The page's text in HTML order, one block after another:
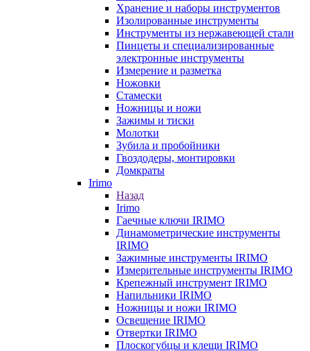
Хранение и наборы инструментов
Изолированные инструменты
Инструменты из нержавеющей стали
Пинцеты и специализированные
электронные инструменты
Измерение и разметка
Ножовки
Стамески
Ножницы и ножи
Зажимы и тиски
Молотки
Зубила и пробойники
Гвоздодеры, монтировки
Домкраты
Irimo
Назад
Irimo
Гаечные ключи IRIMO
Динамометрические инструменты
IRIMO
Зажимные инструменты IRIMO
Измерительные инструменты IRIMO
Крепежный инструмент IRIMO
Напильники IRIMO
Ножницы и ножи IRIMO
Освещение IRIMO
Отвертки IRIMO
Плоскогубцы и клещи IRIMO